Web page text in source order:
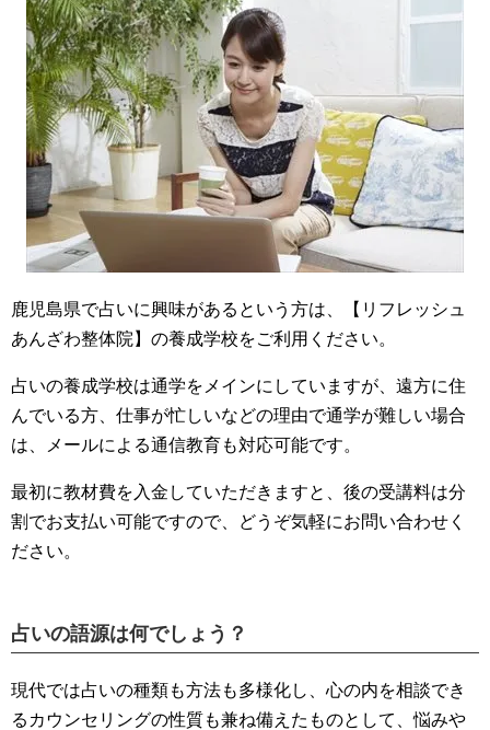
鹿児島県で占いに興味があるという方は、【リフレッシュ
あんざわ整体院】の養成学校をご利用ください。
占いの養成学校は通学をメインにしていますが、遠方に住
んでいる方、仕事が忙しいなどの理由で通学が難しい場合
は、メールによる通信教育も対応可能です。
最初に教材費を入金していただきますと、後の受講料は分
割でお支払い可能ですので、どうぞ気軽にお問い合わせく
ださい。
占いの語源は何でしょう？
現代では占いの種類も方法も多様化し、心の内を相談でき
るカウンセリングの性質も兼ね備えたものとして、悩みや